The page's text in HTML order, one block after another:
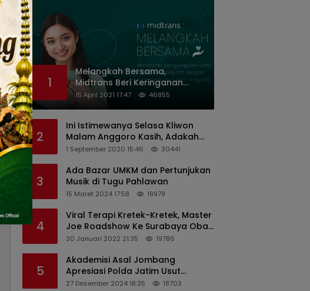
1
Melangkah Bersama,
Midtrans Beri Keringanan
Biaya Transaksi ke Organisasi
15 April 2021 17:47 46855
2
Ini Istimewanya Selasa Kliwon
Malam Anggoro Kasih, Adakah
Kaitannya dengan Keputusan
1 September 2020 15:46 30441
3
Ada Bazar UMKM dan Pertunjukan
Musik di Tugu Pahlawan
15 Maret 2024 17:58 19979
4
Viral Terapi Kretek-Kretek, Master
Joe Roadshow Ke Surabaya Obati
Pasien Sekaligus Edukasi
30 Januari 2022 21:35 19786
5
Akademisi Asal Jombang
Apresiasi Polda Jatim Usut
Dugaan Korupsi Pengisian
27 Desember 2024 18:35 18703